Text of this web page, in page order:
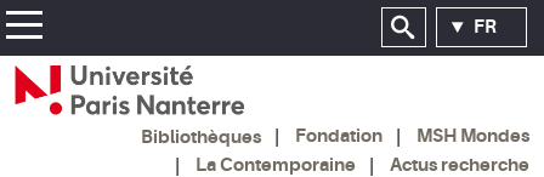
FR
Bibliothèques Fondation
MSH Mondes
La Contemporaine
Actus recherche